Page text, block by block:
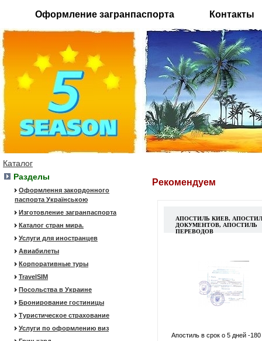
Оформление загранпаспорта Контакты
Каталог
Разделы
Оформлення закордонного
паспорта Українською
Изготовление загранпаспорта
Каталог стран мира.
Услуги для иностранцев
Авиабилеты
Корпоративные туры
TravelSIM
Посольства в Украине
Бронирование гостиницы
Туристическое страхование
Услуги по оформлению виз
Рекомендуем
АПОСТИЛЬ КИЕВ,
ДОКУМЕНТОВ, АПОСТИЛЬ
ПЕРЕВОДОВ
Апостиль в срок о 5 дней -180